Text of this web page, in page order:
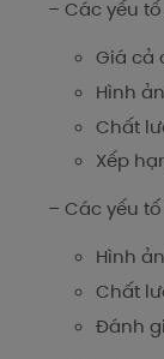
– Các yếu
Giá cả
Hình
Chất
Xếp
– Các yếu
Hình
Chất
Đánh